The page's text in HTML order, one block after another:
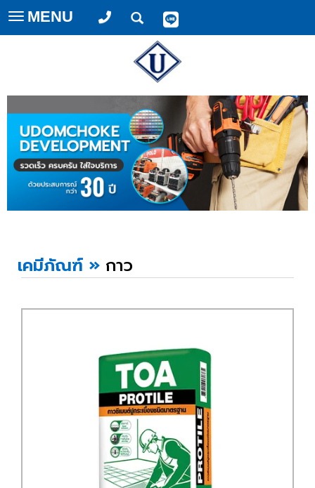
Toggle
navigation
MENU
เคมีภัณฑ์ » กาว